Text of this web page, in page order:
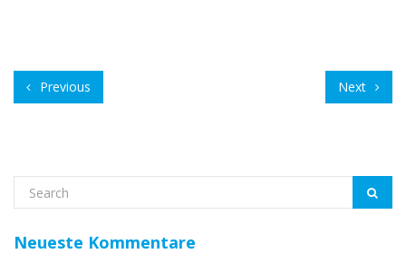
Previous Next
Neueste Kommentare